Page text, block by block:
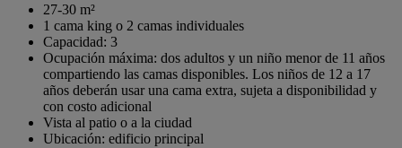
27-30 m²
1 cama king o 2 camas individuales
Capacidad: 3
Ocupación máxima: dos adultos y un niño menor de 11 años
compartiendo las camas disponibles. Los niños de 12 a 17
años deberán usar una cama extra, sujeta a disponibilidad y
con costo adicional
Vista al patio o a la ciudad
Ubicación: edificio principal